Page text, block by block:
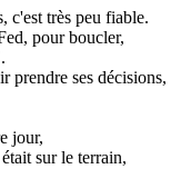
c'est très peu fiable.
pour boucler,
prendre ses décisions,
jour,
sur le terrain,